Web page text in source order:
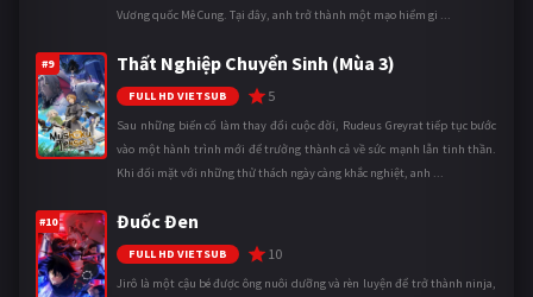
Vương quốc Mê Cung. Tại đây, anh trở thành một mạo hiểm gi ...
#9 Thất Nghiệp Chuyển Sinh (Mùa 3)
FULL HD VIETSUB 5
Sau những biến cố làm thay đổi cuộc đời, Rudeus Greyrat tiếp tục bước
vào một hành trình mới để trưởng thành cả về sức mạnh lẫn tinh thần.
Khi đối mặt với những thử thách ngày càng khắc nghiệt, anh ...
#10 Đuốc Đen
FULL HD VIETSUB 10
Jirô là một cậu bé được ông nuôi dưỡng và rèn luyện để trở thành ninja,